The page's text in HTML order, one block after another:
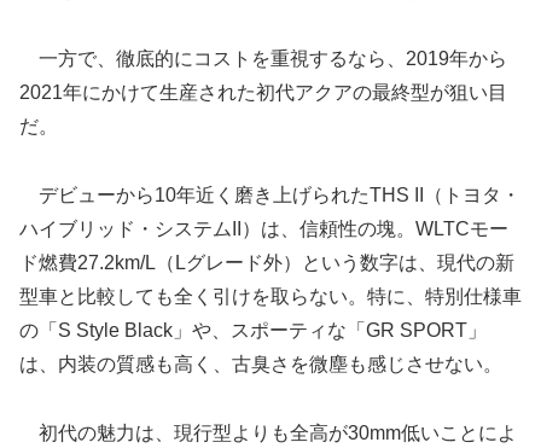
一方で、徹底的にコストを重視するなら、2019年から
2021年にかけて生産された初代アクアの最終型が狙い目
だ。
デビューから10年近く磨き上げられたTHS II（トヨタ・
ハイブリッド・システムII）は、信頼性の塊。WLTCモー
ド燃費27.2km/L（Lグレード外）という数字は、現代の新
型車と比較しても全く引けを取らない。特に、特別仕様車
の「S Style Black」や、スポーティな「GR SPORT」
は、内装の質感も高く、古臭さを微塵も感じさせない。
初代の魅力は、現行型よりも全高が30mm低いことによ